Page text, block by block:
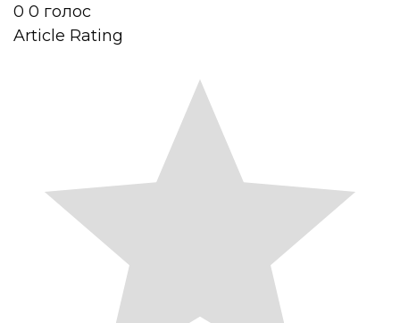
0 0 голос
Article Rating